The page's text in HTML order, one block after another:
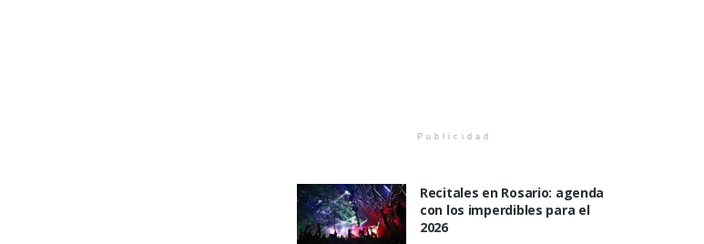
Publicidad
Recitales en Rosario: agenda
con los imperdibles para el
2026